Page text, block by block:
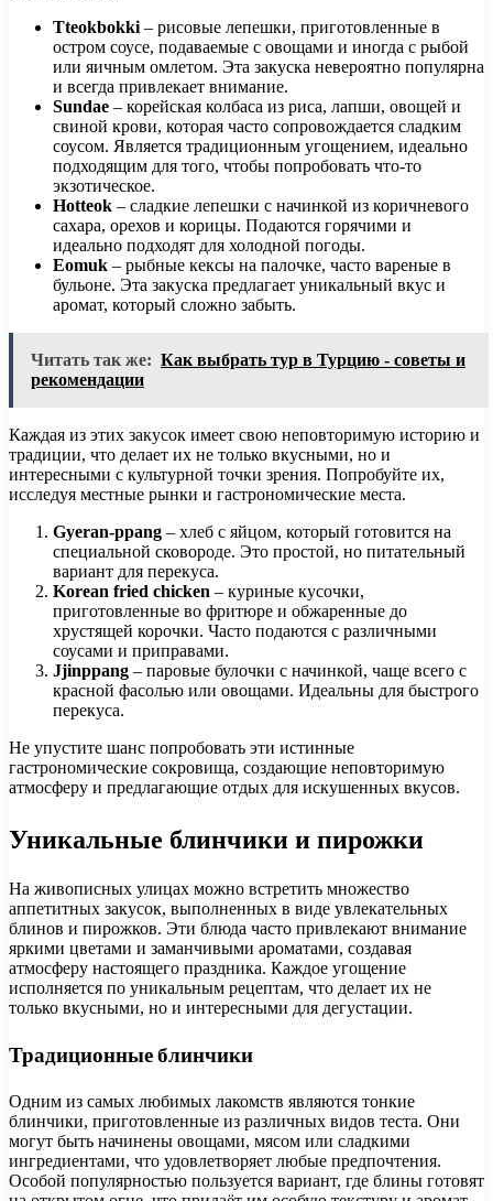
Tteokbokki – рисовые лепешки, приготовленные в
остром соусе, подаваемые с овощами и иногда с рыбой
или яичным омлетом. Эта закуска невероятно популярна
и всегда привлекает внимание.
Sundae – корейская колбаса из риса, лапши, овощей и
свиной крови, которая часто сопровождается сладким
соусом. Является традиционным угощением, идеально
подходящим для того, чтобы попробовать что-то
экзотическое.
Hotteok – сладкие лепешки с начинкой из коричневого
сахара, орехов и корицы. Подаются горячими и
идеально подходят для холодной погоды.
Eomuk – рыбные кексы на палочке, часто вареные в
бульоне. Эта закуска предлагает уникальный вкус и
аромат, который сложно забыть.
Читать так же: Как выбрать тур в Турцию - советы и
рекомендации
Каждая из этих закусок имеет свою неповторимую историю и
традиции, что делает их не только вкусными, но и
интересными с культурной точки зрения. Попробуйте их,
исследуя местные рынки и гастрономические места.
Gyeran-ppang – хлеб с яйцом, который готовится на
специальной сковороде. Это простой, но питательный
вариант для перекуса.
Korean fried chicken – куриные кусочки,
приготовленные во фритюре и обжаренные до
хрустящей корочки. Часто подаются с различными
соусами и приправами.
Jjinppang – паровые булочки с начинкой, чаще всего с
красной фасолью или овощами. Идеальны для быстрого
перекуса.
Не упустите шанс попробовать эти истинные
гастрономические сокровища, создающие неповторимую
атмосферу и предлагающие отдых для искушенных вкусов.
Уникальные блинчики и пирожки
На живописных улицах можно встретить множество
аппетитных закусок, выполненных в виде увлекательных
блинов и пирожков. Эти блюда часто привлекают внимание
яркими цветами и заманчивыми ароматами, создавая
атмосферу настоящего праздника. Каждое угощение
исполняется по уникальным рецептам, что делает их не
только вкусными, но и интересными для дегустации.
Традиционные блинчики
Одним из самых любимых лакомств являются тонкие
блинчики, приготовленные из различных видов теста. Они
могут быть начинены овощами, мясом или сладкими
ингредиентами, что удовлетворяет любые предпочтения.
Особой популярностью пользуется вариант, где блины готовят